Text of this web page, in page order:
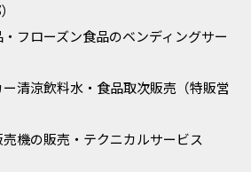
フローズン食品のベンディングサー
清涼飲料水・食品取次販売（特販営
機の販売・テクニカルサービス